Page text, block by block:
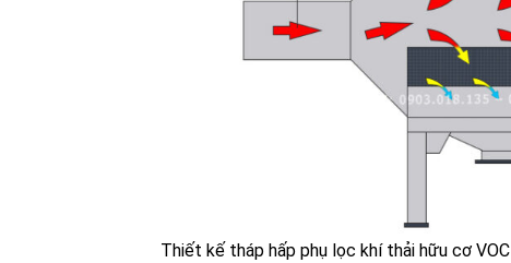
Thiết kế tháp hấp phụ lọc khí thải hữu cơ VOC